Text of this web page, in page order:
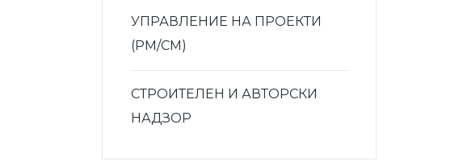
УПРАВЛЕНИЕ НА ПРОЕКТИ
(PM/CM)
СТРОИТЕЛЕН И АВТОРСКИ
НАДЗОР